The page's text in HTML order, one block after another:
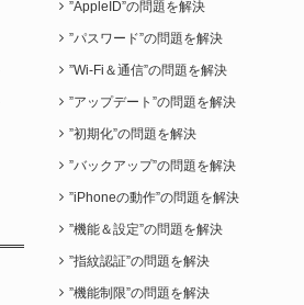
”AppleID”の問題を解決
”パスワード”の問題を解決
”Wi-Fi＆通信”の問題を解決
”アップデート”の問題を解決
”初期化”の問題を解決
”バックアップ”の問題を解決
”iPhoneの動作”の問題を解決
”機能＆設定”の問題を解決
”指紋認証”の問題を解決
”機能制限”の問題を解決